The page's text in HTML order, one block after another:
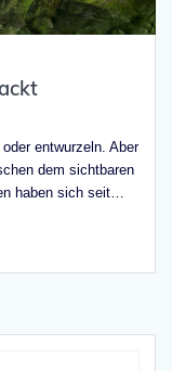
entwurzeln. Aber
dem sichtbaren
haben sich seit…